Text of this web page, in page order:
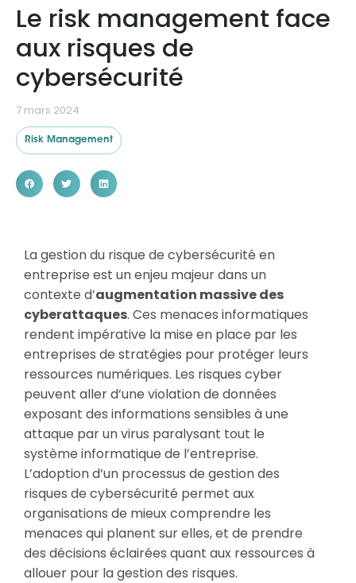
Ressources
Le risk management face
aux risques de
cybersécurité
7 mars 2024
Risk Management
La gestion du risque de cybersécurité en
entreprise est un enjeu majeur dans un
contexte d’augmentation massive des
cyberattaques. Ces menaces informatiques
rendent impérative la mise en place par les
entreprises de stratégies pour protéger leurs
ressources numériques. Les risques cyber
peuvent aller d’une violation de données
exposant des informations sensibles à une
attaque par un virus paralysant tout le
système informatique de l’entreprise.
L’adoption d’un processus de gestion des
risques de cybersécurité permet aux
organisations de mieux comprendre les
menaces qui planent sur elles, et de prendre
des décisions éclairées quant aux ressources à
allouer pour la gestion des risques.